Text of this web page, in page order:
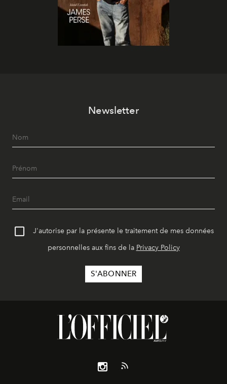
Newsletter
J'autorise par la présente le traitement de mes données
personnelles aux fins de la Privacy Policy